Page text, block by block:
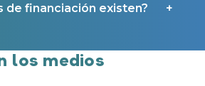
de financiación existen?
los medios